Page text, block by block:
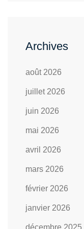
Archives
août 2026
juillet 2026
juin 2026
mai 2026
avril 2026
mars 2026
février 2026
janvier 2026
décembre 2025